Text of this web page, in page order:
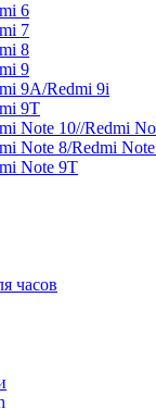
6
7
8
9
9A/Redmi 9i
9T
Note 10//Redmi
Note 8/Redmi Note
Note 9T
часов